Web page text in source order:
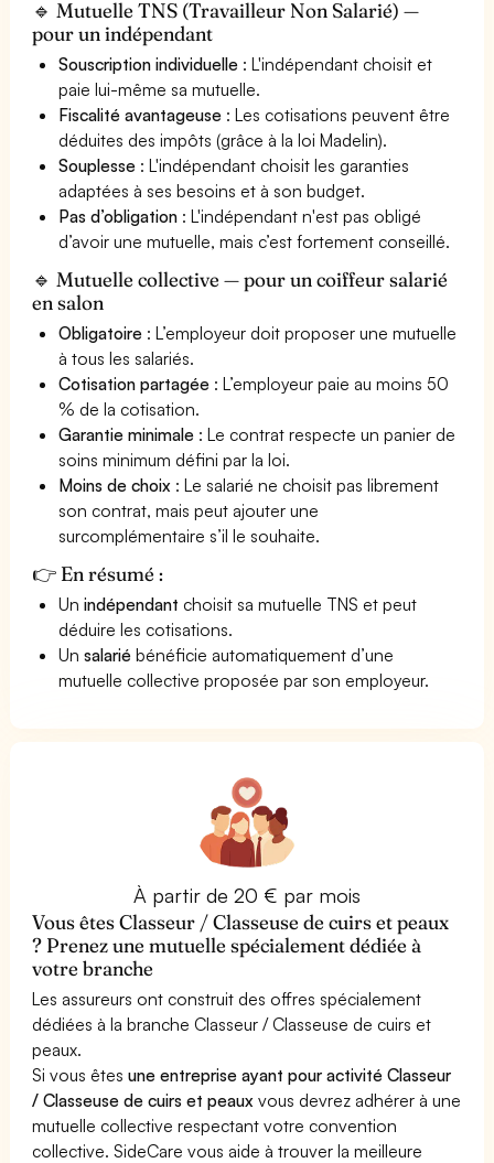
🔹 Mutuelle TNS (Travailleur Non Salarié) —
pour un indépendant
Souscription individuelle : L'indépendant choisit et
paie lui-même sa mutuelle.
Fiscalité avantageuse : Les cotisations peuvent être
déduites des impôts (grâce à la loi Madelin).
Souplesse : L'indépendant choisit les garanties
adaptées à ses besoins et à son budget.
Pas d’obligation : L'indépendant n'est pas obligé
d’avoir une mutuelle, mais c’est fortement conseillé.
🔹 Mutuelle collective — pour un coiffeur salarié
en salon
Obligatoire : L’employeur doit proposer une mutuelle
à tous les salariés.
Cotisation partagée : L’employeur paie au moins 50
% de la cotisation.
Garantie minimale : Le contrat respecte un panier de
soins minimum défini par la loi.
Moins de choix : Le salarié ne choisit pas librement
son contrat, mais peut ajouter une
surcomplémentaire s’il le souhaite.
👉 En résumé :
Unindépendant choisit sa mutuelle TNS et peut
déduire les cotisations.
Unsalarié bénéficie automatiquement d’une
mutuelle collective proposée par son employeur.
À partir de 20 € par mois
Vous êtes Classeur / Classeuse de cuirs et peaux
? Prenez une mutuelle spécialement dédiée à
votre branche
Les assureurs ont construit des offres spécialement
dédiées à la branche Classeur / Classeuse de cuirs et
peaux.
Si vous êtesune entreprise ayant pour activité Classeur
/ Classeuse de cuirs et peaux vous devrez adhérer à une
mutuelle collective respectant votre convention
collective. SideCare vous aide à trouver la meilleure